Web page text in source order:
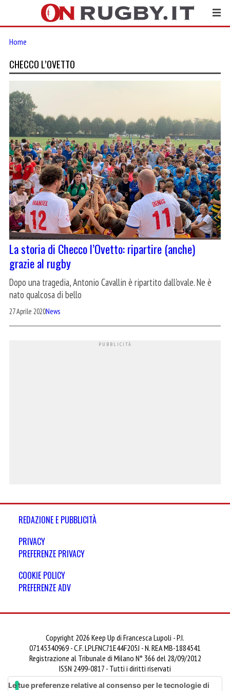
Home
CHECCO L’OVETTO
La storia di Checco l’Ovetto: ripartire (anche)
grazie al rugby
Dopo una tragedia, Antonio Cavallin è ripartito dall'ovale. Ne è
nato qualcosa di bello
27 Aprile 2020News
REDAZIONE E PUBBLICITÀ
PRIVACY
PREFERENZE PRIVACY
COOKIE POLICY
PREFERENZE ADV
Copyright 2026 Keep Up di Francesca Lupoli - P.I.
07145340969 - C.F. LPLFNC71E44F205J - N. REA MB-1884541
Registrazione al Tribunale di Milano N° 366 del 28/09/2012
ISSN 2499-0817 - Tutti i diritti riservati
Le tue preferenze relative al consenso per le tecnologie di